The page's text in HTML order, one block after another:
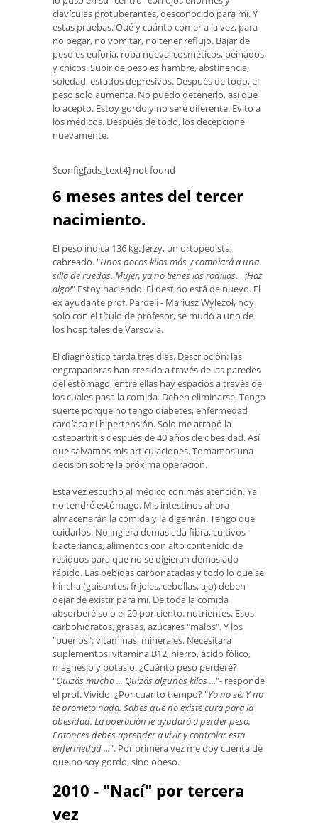
clavículas protuberantes, desconocido para mí. Y
estas pruebas. Qué y cuánto comer a la vez, para
no pegar, no vomitar, no tener reflujo. Bajar de
peso es euforia, ropa nueva, cosméticos, peinados
y chicos. Subir de peso es hambre, abstinencia,
soledad, estados depresivos. Después de todo, el
peso solo aumenta. No puedo detenerlo, así que
lo acepto. Estoy gordo y no seré diferente. Evito a
los médicos. Después de todo, los decepcioné
nuevamente.
$config[ads_text4] not found
6 meses antes del tercer
nacimiento.
El peso indica 136 kg. Jerzy, un ortopedista,
cabreado. "Unos pocos kilos más y cambiará a una
silla de ruedas. Mujer, ya no tienes las rodillas… ¡Haz
algo!" Estoy haciendo. El destino está de nuevo. El
ex ayudante prof. Pardeli - Mariusz Wyleżoł, hoy
solo con el título de profesor, se mudó a uno de
los hospitales de Varsovia.
El diagnóstico tarda tres días. Descripción: las
engrapadoras han crecido a través de las paredes
del estómago, entre ellas hay espacios a través de
los cuales pasa la comida. Deben eliminarse. Tengo
suerte porque no tengo diabetes, enfermedad
cardíaca ni hipertensión. Solo me atrapó la
osteoartritis después de 40 años de obesidad. Así
que salvamos mis articulaciones. Tomamos una
decisión sobre la próxima operación.
Esta vez escucho al médico con más atención. Ya
no tendré estómago. Mis intestinos ahora
almacenarán la comida y la digerirán. Tengo que
cuidarlos. No ingiera demasiada fibra, cultivos
bacterianos, alimentos con alto contenido de
residuos para que no se digieran demasiado
rápido. Las bebidas carbonatadas y todo lo que se
hincha (guisantes, frijoles, cebollas, ajo) deben
dejar de existir para mí. De toda la comida
absorberé solo el 20 por ciento. nutrientes. Esos
carbohidratos, grasas, azúcares "malos". Y los
"buenos": vitaminas, minerales. Necesitará
suplementos: vitamina B12, hierro, ácido fólico,
magnesio y potasio. ¿Cuánto peso perderé?
"Quizás mucho ... Quizás algunos kilos ..."- responde
el prof. Vivido. ¿Por cuanto tiempo? "Yo no sé. Y no
te prometo nada. Sabes que no existe cura para la
obesidad. La operación le ayudará a perder peso.
Entonces debes aprender a vivir y controlar esta
enfermedad ...". Por primera vez me doy cuenta de
que no soy gordo, sino obeso.
2010 - "Nací" por tercera
vez